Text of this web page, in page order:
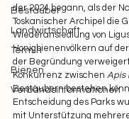
Bestäuber
Landwirtschaft
Termin
Bienen
Verbandsinformationen
der 2024 begann, als der
Toskanischer Archipel die
Wiederansiedlung von
Honigbienenvölkern auf
der Begründung
Konkurrenz zwischen Apis
Bestäubern bestehen
Entscheidung des Parks
mit Unterstützung